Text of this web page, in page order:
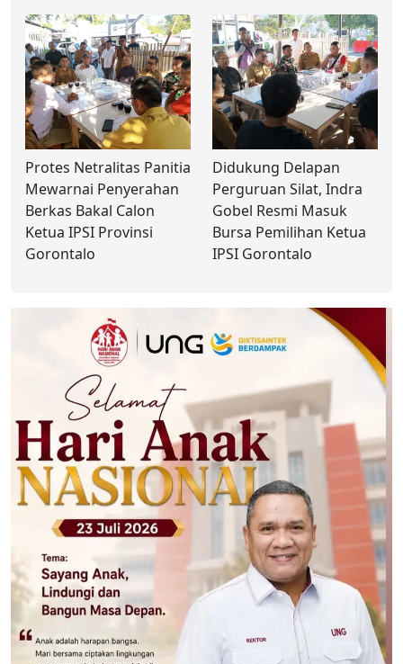
‎Protes Netralitas Panitia
Mewarnai Penyerahan
Berkas Bakal Calon
Ketua IPSI Provinsi
Gorontalo
‎Didukung Delapan
Perguruan Silat, Indra
Gobel Resmi Masuk
Bursa Pemilihan Ketua
IPSI Gorontalo